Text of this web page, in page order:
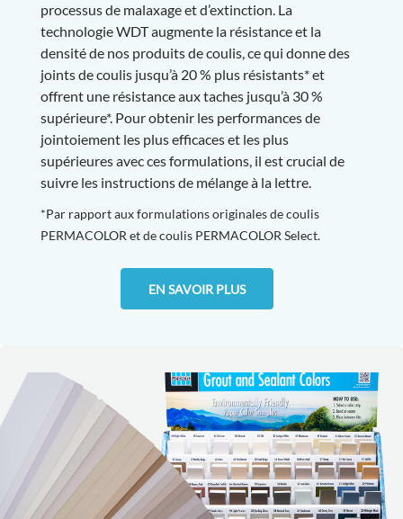
processus de malaxage et d’extinction. La
technologie WDT augmente la résistance et la
densité de nos produits de coulis, ce qui donne des
joints de coulis jusqu’à 20 % plus résistants* et
offrent une résistance aux taches jusqu’à 30 %
supérieure*. Pour obtenir les performances de
jointoiement les plus efficaces et les plus
supérieures avec ces formulations, il est crucial de
suivre les instructions de mélange à la lettre.
*Par rapport aux formulations originales de coulis
PERMACOLOR et de coulis PERMACOLOR Select.
EN SAVOIR PLUS